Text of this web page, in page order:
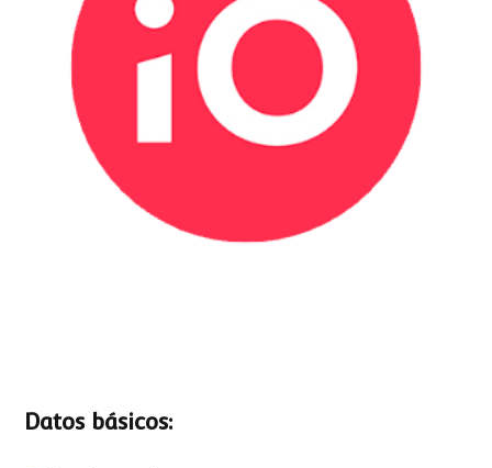
Datos básicos: